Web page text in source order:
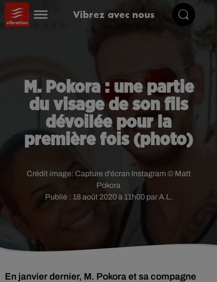
Vibrez avec nous
M. Pokora : une partie
du visage de son fils
dévoilée pour la
première fois (photo)
Publié : 18 août 2020 à 11h00 par A.L.
Crédit image: Capture d'écran Instagram © Matt
Pokora
En janvier dernier, M. Pokora et sa compagne